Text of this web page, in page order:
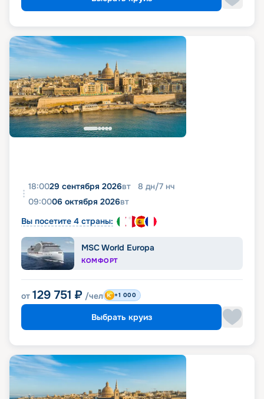
18:0029 сентября 2026вт 8 дн/7 нч
09:0006 октября 2026вт
Вы посетите 4 страны:
MSC World Europa
КОМФОРТ
от 129 751 ₽ /чел +1 000
Выбрать круиз